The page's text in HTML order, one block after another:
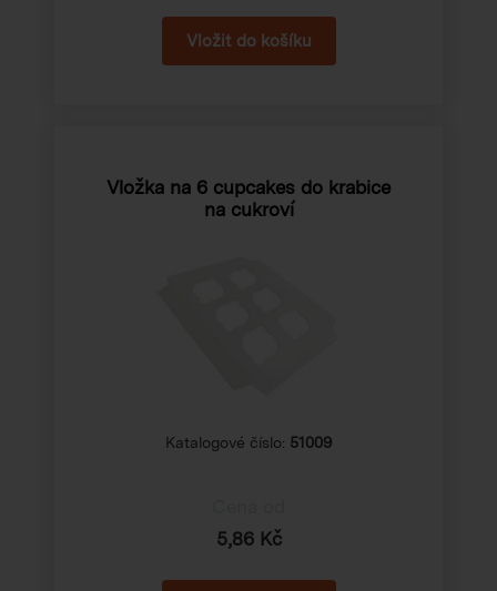
Vložka na 6 cupcakes do krabice
na cukroví
Katalogové číslo: 51009
5,86 Kč